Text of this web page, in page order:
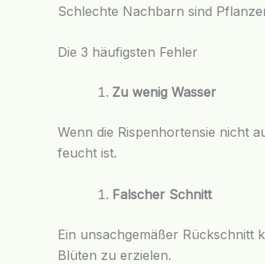
Schlechte Nachbarn sind
Die 3 häufigsten Fehler
Zu wenig Wasser
Wenn die Rispenhortensie nicht
feucht ist.
Falscher Schnitt
Ein unsachgemäßer Rückschnitt
Blüten zu erzielen.